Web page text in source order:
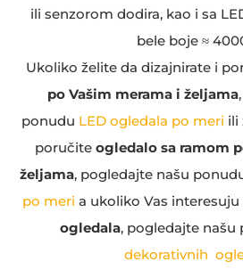
ili senzorom dodira, kao i sa
bele boje ≈
Ukoliko želite da dizajnirate i
po Vašim merama i željama
ponudu LED ogledala po meri ili
poručite ogledalo sa ramom
željama, pogledajte našu
po meri a ukoliko Vas interesuju
ogledala, pogledajte našu
dekorativnih